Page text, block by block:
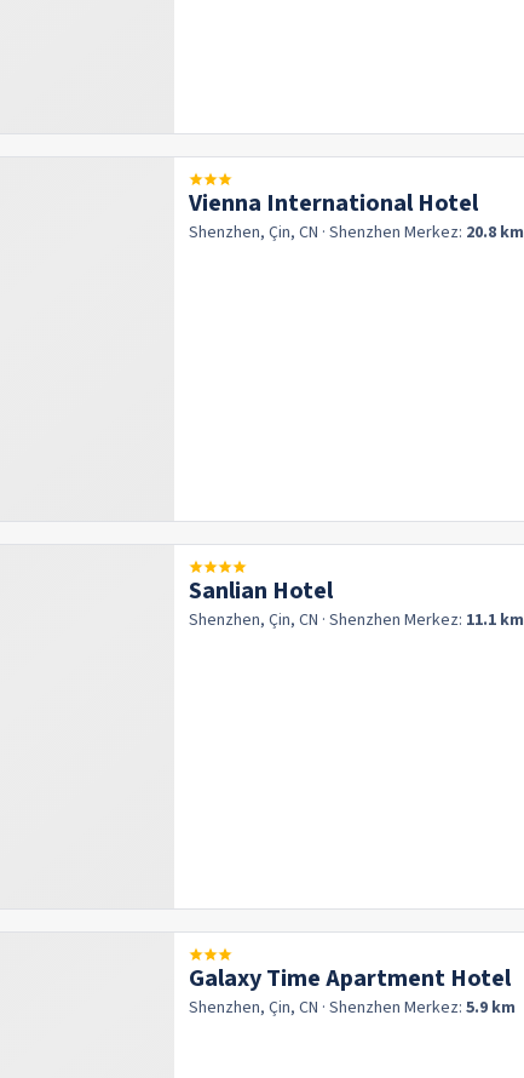
Vienna International Hotel
Shenzhen, Çin, CN · Shenzhen Merkez: 20.8 km
Sanlian Hotel
Shenzhen, Çin, CN · Shenzhen Merkez: 11.1 km
Galaxy Time Apartment Hotel
Shenzhen, Çin, CN · Shenzhen Merkez: 5.9 km